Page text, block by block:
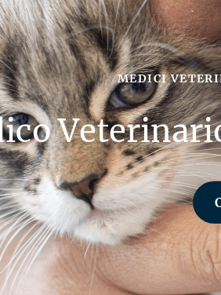
MEDICI